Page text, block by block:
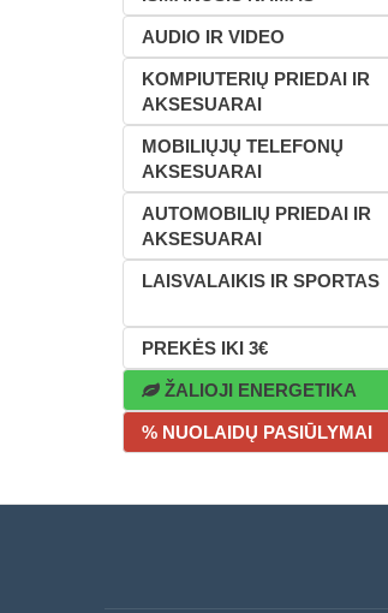
AUDIO IR VIDEO
KOMPIUTERIŲ PRIEDAI IR
AKSESUARAI
MOBILIŲJŲ TELEFONŲ
AKSESUARAI
AUTOMOBILIŲ PRIEDAI IR
AKSESUARAI
LAISVALAIKIS IR SPORTAS
PREKĖS IKI 3€
ŽALIOJI ENERGETIKA
% NUOLAIDŲ PASIŪLYMAI